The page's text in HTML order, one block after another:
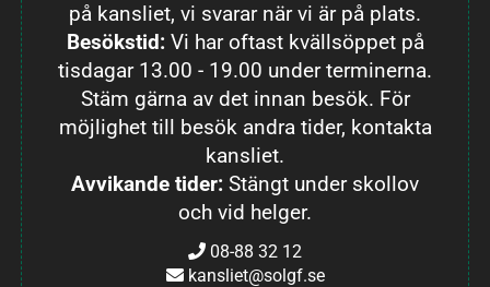
på kansliet, vi svarar när vi är på plats.
Besökstid: Vi har oftast kvällsöppet på
tisdagar 13.00 - 19.00 under terminerna.
Stäm gärna av det innan besök. För
möjlighet till besök andra tider, kontakta
kansliet.
Avvikande tider: Stängt under skollov
och vid helger.
08-88 32 12
kansliet@solgf.se